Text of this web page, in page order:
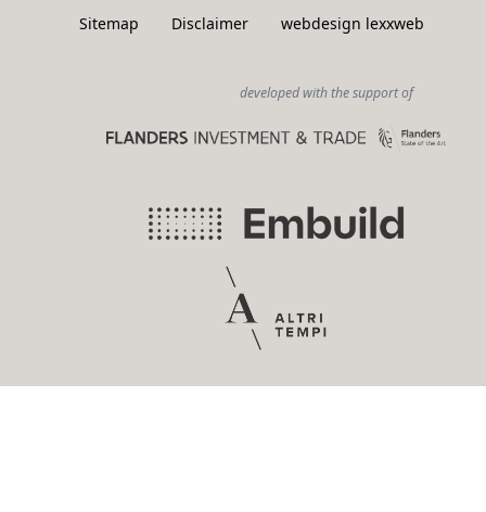
Sitemap Disclaimer webdesign lexxweb
developed with the support of